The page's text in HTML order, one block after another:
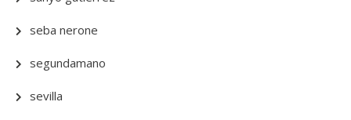
seba nerone
segundamano
sevilla